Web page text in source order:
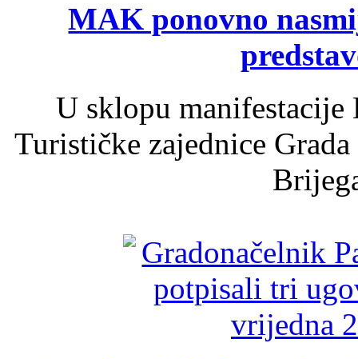
MAK ponovno
U sklopu
Turističke zajednice